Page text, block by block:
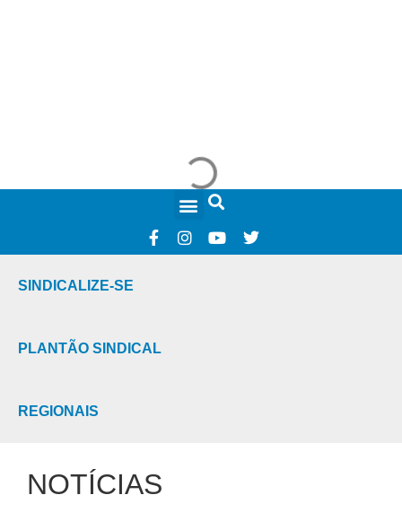
SINDICALIZE-SE
PLANTÃO SINDICAL
REGIONAIS
NOTÍCIAS